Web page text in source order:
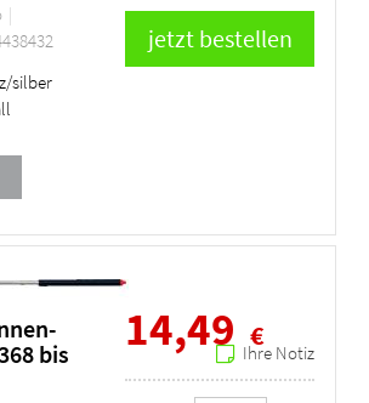
silber
bis
14,49 €
Ihre Notiz